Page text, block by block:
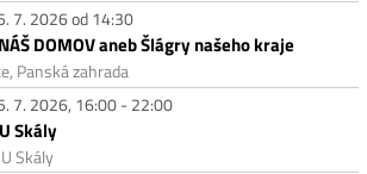
7. 2026 od 14:30
DOMOV aneb Šlágry našeho kraje
Panská zahrada
7. 2026, 16:00 - 22:00
Skály
Skály